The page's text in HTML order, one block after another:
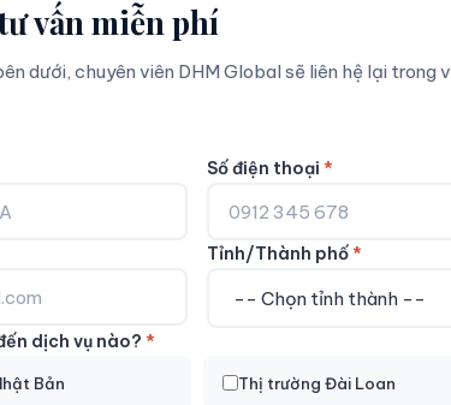
vấn miễn phí
dưới, chuyên viên DHM Global sẽ liên hệ lại trong
Số điện thoại*
Tỉnh/Thành phố*
dịch vụ nào? *
Bản Thị trường Đài Loan